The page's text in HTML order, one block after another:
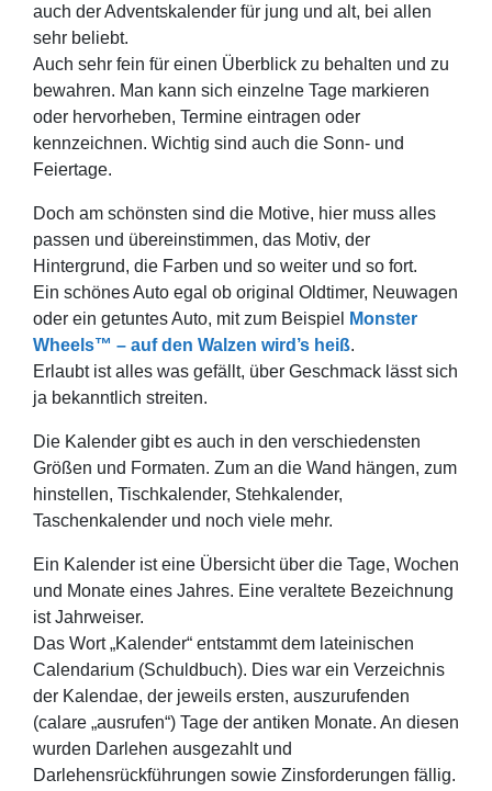
auch der Adventskalender für jung und alt, bei allen
sehr beliebt.
Auch sehr fein für einen Überblick zu behalten und zu
bewahren. Man kann sich einzelne Tage markieren
oder hervorheben, Termine eintragen oder
kennzeichnen. Wichtig sind auch die Sonn- und
Feiertage.
Doch am schönsten sind die Motive, hier muss alles
passen und übereinstimmen, das Motiv, der
Hintergrund, die Farben und so weiter und so fort.
Ein schönes Auto egal ob original Oldtimer, Neuwagen
oder ein getuntes Auto, mit zum Beispiel
Monster
Wheels™ – auf den Walzen wird’s heiß.
Erlaubt ist alles was gefällt, über Geschmack lässt sich
ja bekanntlich streiten.
Die Kalender gibt es auch in den verschiedensten
Größen und Formaten. Zum an die Wand hängen, zum
hinstellen, Tischkalender, Stehkalender,
Taschenkalender und noch viele mehr.
Ein Kalender ist eine Übersicht über die Tage, Wochen
und Monate eines Jahres. Eine veraltete Bezeichnung
ist Jahrweiser.
Das Wort „Kalender“ entstammt dem lateinischen
Calendarium (Schuldbuch). Dies war ein Verzeichnis
der Kalendae, der jeweils ersten, auszurufenden
(calare „ausrufen“) Tage der antiken Monate. An diesen
wurden Darlehen ausgezahlt und
Darlehensrückführungen sowie Zins­forderungen fällig.